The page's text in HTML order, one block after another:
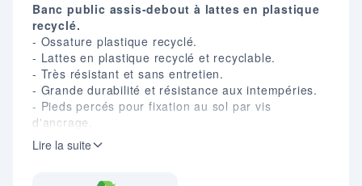
Banc public assis-debout à lattes en plastique
recyclé.
- Ossature plastique recyclé.
- Lattes en plastique recyclé et recyclable.
- Très résistant et sans entretien.
- Grande durabilité et résistance aux intempéries.
- Pieds percés pour fixation au sol par vis
d'ancrage.
- Visserie inox.
- Livré prêt à monter.
Lire la suite